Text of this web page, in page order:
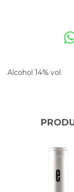
Alcohol 14% vol.